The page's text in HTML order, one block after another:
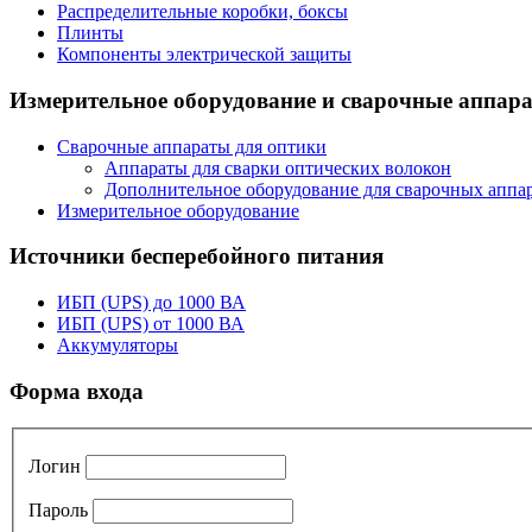
Распределительные коробки, боксы
Плинты
Компоненты электрической защиты
Измерительное оборудование и сварочные
Сварочные аппараты для оптики
Аппараты для сварки оптических волокон
Дополнительное оборудование для сварочных
Измерительное оборудование
Источники бесперебойного питания
ИБП (UPS) до 1000 ВА
ИБП (UPS) от 1000 ВА
Аккумуляторы
Форма входа
Логин
Пароль